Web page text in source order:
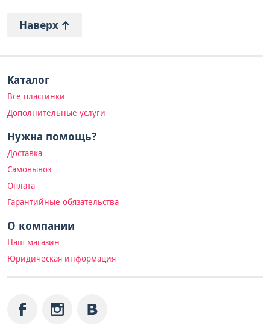
Наверх
Каталог
Все пластинки
Дополнительные услуги
Нужна помощь?
Доставка
Самовывоз
Оплата
Гарантийные обязательства
О компании
Наш магазин
Юридическая информация